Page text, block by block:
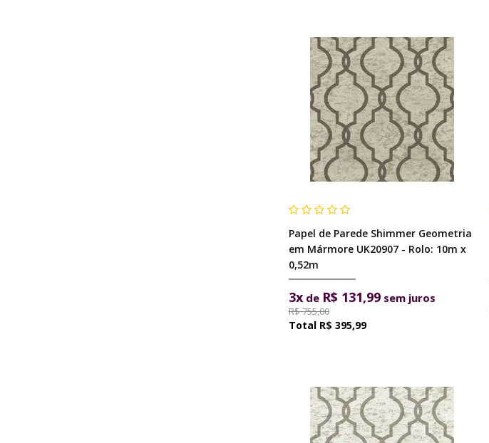
Papel de Parede Shimmer Geometria
em Mármore UK20907 - Rolo: 10m x
0,52m
3xde R$ 131,99sem juros
R$ 755,00
R$ 395,99